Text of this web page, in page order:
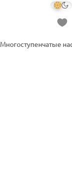
Многоступенчатые